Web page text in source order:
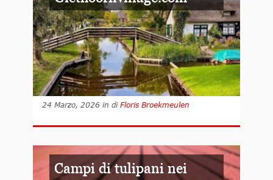
24 Marzo, 2026 in di Floris Broekmeulen
Campi di tulipani nei